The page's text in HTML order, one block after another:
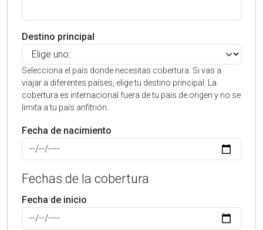
Destino principal
Selecciona el país donde necesitas cobertura. Si vas a
viajar a diferentes países, elige tu destino principal. La
cobertura es internacional fuera de tu país de origen y no se
limita a tu país anfitrión.
Fecha de nacimiento
Fechas de la cobertura
Fecha de inicio